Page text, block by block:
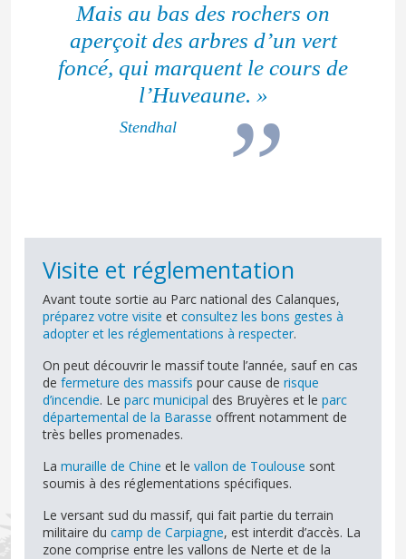
Mais au bas des rochers on
aperçoit des arbres d’un vert
foncé, qui marquent le cours de
l’Huveaune. »
Stendhal
Visite et réglementation
Avant toute sortie au Parc national des Calanques,
préparez votre visite et consultez les bons gestes à
adopter et les réglementations à respecter.
On peut découvrir le massif toute l’année, sauf en cas
de fermeture des massifs pour cause de risque
d’incendie. Le parc municipal des Bruyères et le parc
départemental de la Barasse offrent notamment de
très belles promenades.
La muraille de Chine et le vallon de Toulouse sont
soumis à des réglementations spécifiques.
Le versant sud du massif, qui fait partie du terrain
militaire du camp de Carpiagne, est interdit d’accès. La
zone comprise entre les vallons de Nerte et de la